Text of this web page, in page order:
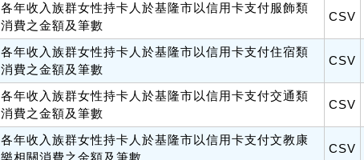
各年收入族群女性持卡人於基隆市以信用卡支付服飾類
消費之金額及筆數
CSV
各年收入族群女性持卡人於基隆市以信用卡支付住宿類
消費之金額及筆數
CSV
各年收入族群女性持卡人於基隆市以信用卡支付交通類
消費之金額及筆數
CSV
各年收入族群女性持卡人於基隆市以信用卡支付文教康
樂相關消費之金額及筆數
CSV